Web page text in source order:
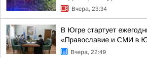
Вчера, 23:34
В Югре стартует
«Православие и СМИ в
Вчера, 22:49